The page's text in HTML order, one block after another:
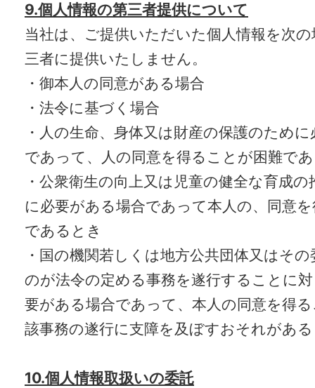
9.個人情報の第三者提供について
当社は、ご提供いただいた個人情報を次
三者に提供いたしません。
・御本人の同意がある場合
・法令に基づく場合
・人の生命、身体又は財産の保護のため
であって、人の同意を得ることが困難で
・公衆衛生の向上又は児童の健全な育成
に必要がある場合であって本人の、同意
であるとき
・国の機関若しくは地方公共団体又はそ
のが法令の定める事務を遂行することに
要がある場合であって、本人の同意を得
該事務の遂行に支障を及ぼすおそれがあ
10.個人情報取扱いの委託